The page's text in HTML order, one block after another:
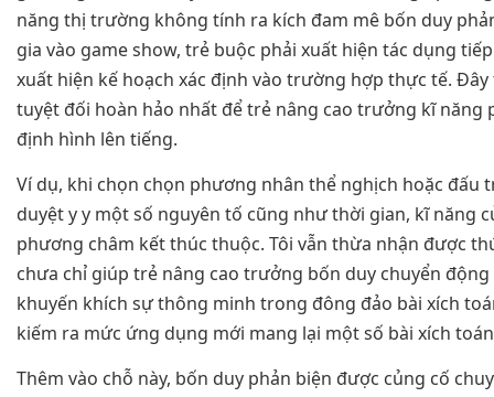
năng thị trường không tính ra kích đam mê bốn duy
gia vào game show, trẻ buộc phải xuất hiện tác dụng
xuất hiện kế hoạch xác định vào trường hợp thực tế.
tuyệt đối hoàn hảo nhất để trẻ nâng cao trưởng kĩ năng
định hình lên tiếng.
Ví dụ, khi chọn chọn phương nhân thể nghịch hoặc đấu
duyệt y y một số nguyên tố cũng như thời gian, kĩ năng
phương châm kết thúc thuộc. Tôi vẫn thừa nhận được
chưa chỉ giúp trẻ nâng cao trưởng bốn duy chuyển
khuyến khích sự thông minh trong đông đảo bài xích
kiếm ra mức ứng dụng mới mang lại một số bài xích
Thêm vào chỗ này, bốn duy phản biện được củng cố